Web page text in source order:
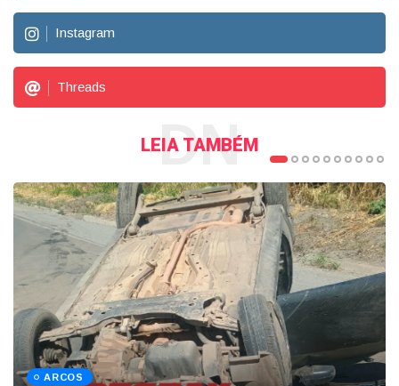
Instagram
Threads
LEIA TAMBÉM
DN
ARCOS